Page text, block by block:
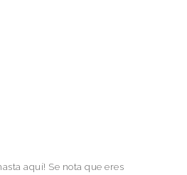
aquí! Se nota que eres